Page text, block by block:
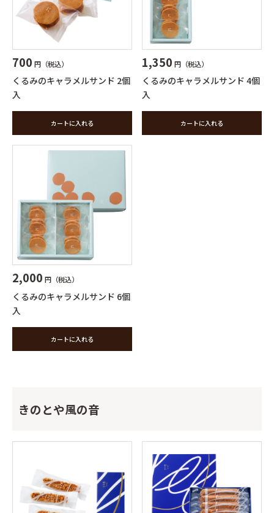
700 円（税込）
くるみのキャラメルサンド 2個
入
カートに入れる
1,350 円（税込）
くるみのキャラメルサンド 4個
入
カートに入れる
2,000 円（税込）
くるみのキャラメルサンド 6個
入
カートに入れる
きのとや風の音